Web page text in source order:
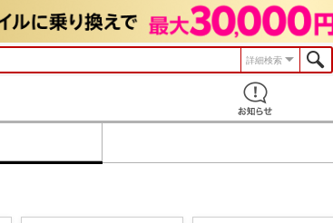
詳細検索